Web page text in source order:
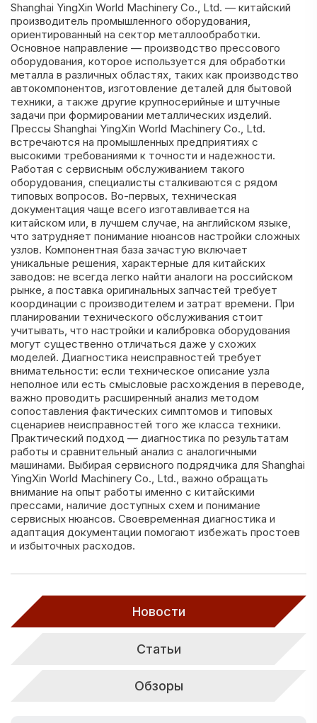
Shanghai YingXin World Machinery Co., Ltd. — китайский
производитель промышленного оборудования,
ориентированный на сектор металлообработки.
Основное направление — производство прессового
оборудования, которое используется для обработки
металла в различных областях, таких как производство
автокомпонентов, изготовление деталей для бытовой
техники, а также другие крупносерийные и штучные
задачи при формировании металлических изделий.
Прессы Shanghai YingXin World Machinery Co., Ltd.
встречаются на промышленных предприятиях с
высокими требованиями к точности и надежности.
Работая с сервисным обслуживанием такого
оборудования, специалисты сталкиваются с рядом
типовых вопросов. Во-первых, техническая
документация чаще всего изготавливается на
китайском или, в лучшем случае, на английском языке,
что затрудняет понимание нюансов настройки сложных
узлов. Компонентная база зачастую включает
уникальные решения, характерные для китайских
заводов: не всегда легко найти аналоги на российском
рынке, а поставка оригинальных запчастей требует
координации с производителем и затрат времени. При
планировании технического обслуживания стоит
учитывать, что настройки и калибровка оборудования
могут существенно отличаться даже у схожих
моделей. Диагностика неисправностей требует
внимательности: если техническое описание узла
неполное или есть смысловые расхождения в переводе,
важно проводить расширенный анализ методом
сопоставления фактических симптомов и типовых
сценариев неисправностей того же класса техники.
Практический подход — диагностика по результатам
работы и сравнительный анализ с аналогичными
машинами. Выбирая сервисного подрядчика для Shanghai
YingXin World Machinery Co., Ltd., важно обращать
внимание на опыт работы именно с китайскими
прессами, наличие доступных схем и понимание
сервисных нюансов. Своевременная диагностика и
адаптация документации помогают избежать простоев
и избыточных расходов.
Новости
Статьи
Обзоры